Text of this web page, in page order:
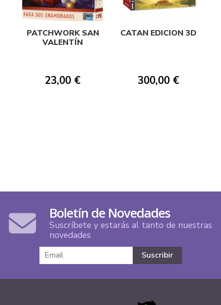
PATCHWORK SAN
VALENTÍN
23,00 €
CATAN EDICION 3D
300,00 €
Boletín de Novedades
Suscríbete y estarás al tanto de nuestras
novedades